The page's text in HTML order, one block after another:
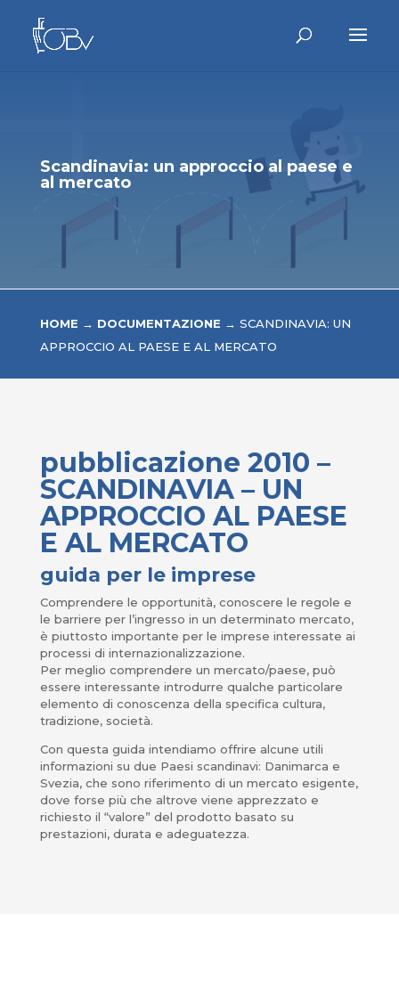
Scandinavia: un approccio al paese e
al mercato
HOME → DOCUMENTAZIONE → SCANDINAVIA: UN
APPROCCIO AL PAESE E AL MERCATO
pubblicazione 2010 –
SCANDINAVIA – UN
APPROCCIO AL PAESE
E AL MERCATO
guida per le imprese
Comprendere le opportunità, conoscere le regole e
le barriere per l’ingresso in un determinato mercato,
è piuttosto importante per le imprese interessate ai
processi di internazionalizzazione.
Per meglio comprendere un mercato/paese, può
essere interessante introdurre qualche particolare
elemento di conoscenza della specifica cultura,
tradizione, società.
Con questa guida intendiamo offrire alcune utili
informazioni su due Paesi scandinavi: Danimarca e
Svezia, che sono riferimento di un mercato esigente,
dove forse più che altrove viene apprezzato e
richiesto il “valore” del prodotto basato su
prestazioni, durata e adeguatezza.